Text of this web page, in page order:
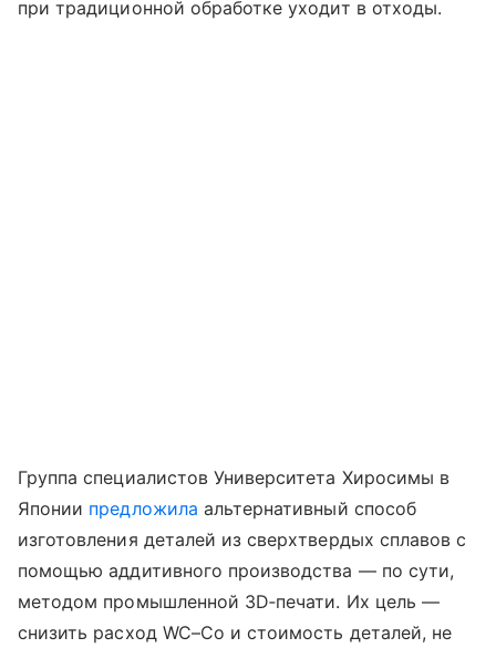
при традиционной обработке уходит в отходы.
Группа специалистов Университета Хиросимы в
Японии предложила альтернативный способ
изготовления деталей из сверхтвердых сплавов с
помощью аддитивного производства — по сути,
методом промышленной 3D‑печати. Их цель —
снизить расход WC–Co и стоимость деталей, не